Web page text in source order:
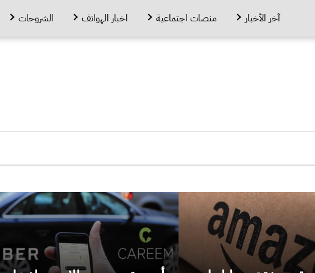
آخر الأخبار منصات اجتماعية اخبار الهواتف الشروحات